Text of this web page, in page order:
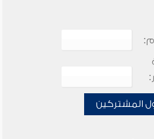
المشتركين